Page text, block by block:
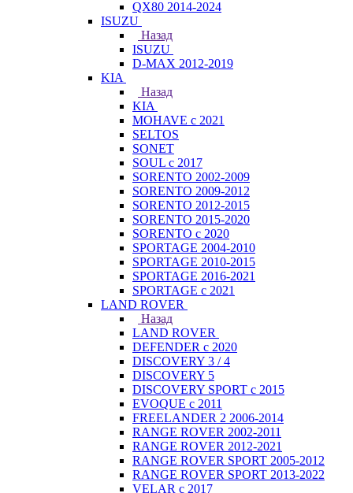
QX80 2014-2024
ISUZU
Назад
ISUZU
D-MAX 2012-2019
KIA
Назад
KIA
MOHAVE с 2021
SELTOS
SONET
SOUL с 2017
SORENTO 2002-2009
SORENTO 2009-2012
SORENTO 2012-2015
SORENTO 2015-2020
SORENTO с 2020
SPORTAGE 2004-2010
SPORTAGE 2010-2015
SPORTAGE 2016-2021
SPORTAGE с 2021
LAND ROVER
Назад
LAND ROVER
DEFENDER с 2020
DISCOVERY 3 / 4
DISCOVERY 5
DISCOVERY SPORT с 2015
EVOQUE с 2011
FREELANDER 2 2006-2014
RANGE ROVER 2002-2011
RANGE ROVER 2012-2021
RANGE ROVER SPORT 2005-2012
RANGE ROVER SPORT 2013-2022
VELAR с 2017